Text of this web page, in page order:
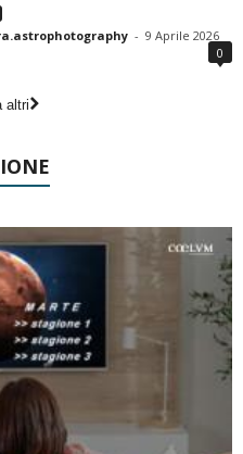
- 9 Aprile 2026
0
altri